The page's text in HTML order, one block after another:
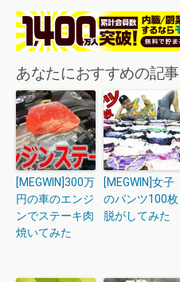
あなたにおすすめの記事
[MEGWIN]300万
円の車のエンジ
ンでステーキ肉
焼いてみた
[MEGWIN]女子
のパンツ100枚
脱がしてみた